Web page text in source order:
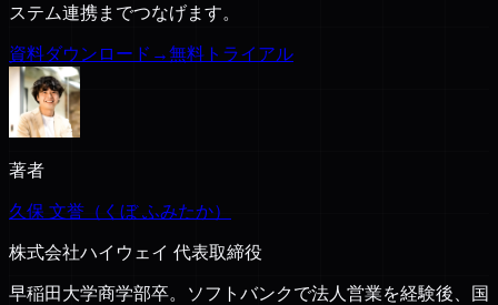
ステム連携までつなげます。
資料ダウンロード →無料トライアル
著者
久保 文誉（くぼ ふみたか）
株式会社ハイウェイ 代表取締役
早稲田大学商学部卒。ソフトバンクで法人営業を経験後、国